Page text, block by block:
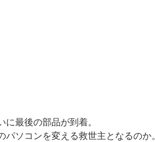
に最後の部品が到着。
パソコンを変える救世主となるのか。